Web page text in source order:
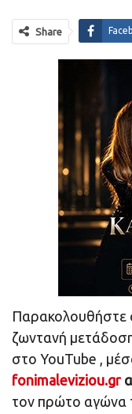
Share
Παρακολουθήστε
ζωντανή
στο YouTube ,
fonimaleviziou.gr α
τον πρώτο αγώνα